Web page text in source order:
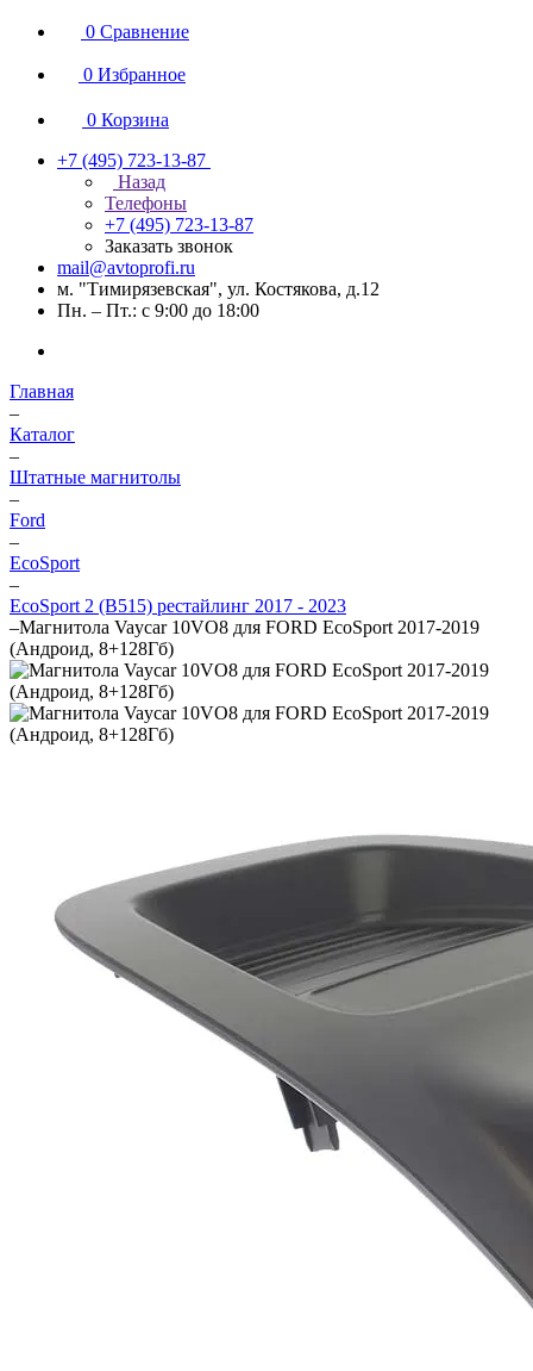
0 Сравнение
0 Избранное
0 Корзина
+7 (495) 723-13-87
Назад
Телефоны
+7 (495) 723-13-87
Заказать звонок
mail@avtoprofi.ru
м. "Тимирязевская", ул. Костякова, д.12
Пн. – Пт.: с 9:00 до 18:00
Главная
–
Каталог
–
Штатные магнитолы
–
Ford
–
EcoSport
–
EcoSport 2 (B515) рестайлинг 2017 - 2023
–Магнитола Vaycar 10VO8 для FORD EcoSport 2017-2019
(Андроид, 8+128Гб)